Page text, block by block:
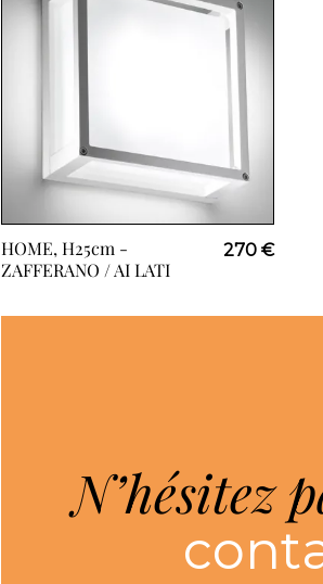
HOME, H25cm -
ZAFFERANO / AI LATI
270 €
N’hésitez